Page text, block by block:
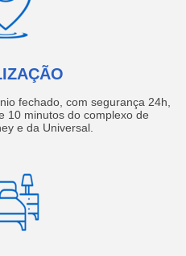
fechado, com segurança 24h,
10 minutos do complexo de
e da Universal.